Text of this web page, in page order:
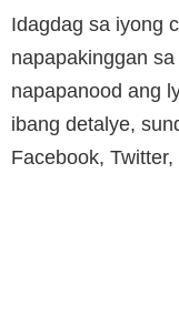
Idagdag sa iyong
napapakinggan
napapanood ang
ibang detalye,
Facebook,